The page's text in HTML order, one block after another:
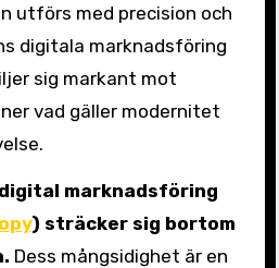
utförs med precision och
digitala marknadsföring
sig markant mot
vad gäller modernitet
marknadsföring
) sträcker sig bortom
Dess mångsidighet är en